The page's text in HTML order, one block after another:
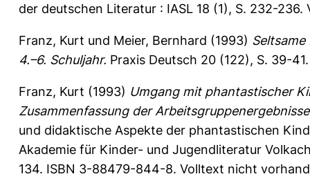
der deutschen Literatur : IASL 18 (1), S. 232-236.
Franz, Kurt und Meier, Bernhard (1993) Seltsame
4.–6. Schuljahr. Praxis Deutsch 20 (122), S. 39-
Franz, Kurt (1993) Umgang mit phantastischer
Zusammenfassung der
und didaktische Aspekte der phantastischen
Akademie für Kinder- und Jugendliteratur
134. ISBN 3-88479-844-8. Volltext nicht